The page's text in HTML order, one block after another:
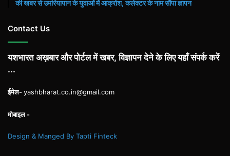
की खबर से उमरियापान के युवाओं में आक्रोश, कलेक्टर के नाम सौंपा ज्ञापन
Contact Us
यशभारत अख़बार और पोर्टल में खबर, विज्ञापन देने के लिए यहाँ संपर्क करें
...
ईमेल-yashbharat.co.in@gmail.com
मोबाइल -
Design & Manged By Tapti Finteck